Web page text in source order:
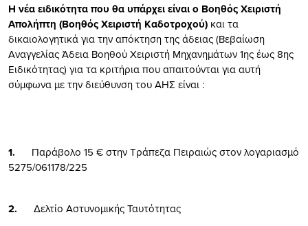
Η νέα ειδικότητα που θα υπάρχει είναι ο Βοηθός Χειριστή
Απολήπτη (Βοηθός Χειριστή Καδοτροχού) και τα
δικαιολογητικά για την απόκτηση της άδειας (Βεβαίωση
Αναγγελίας Άδεια Βοηθού Χειριστή Μηχανημάτων 1ης έως 8ης
Ειδικότητας) για τα κριτήρια που απαιτούνται για αυτή
σύμφωνα με την διεύθυνση του ΑΗΣ είναι :
1. Παράβολο 15 € στην Τράπεζα Πειραιώς στον λογαριασμό
5275/061178/225
2. Δελτίο Αστυνομικής Ταυτότητας